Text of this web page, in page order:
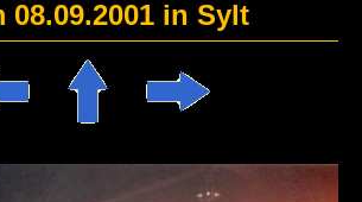
08.09.2001 in Sylt